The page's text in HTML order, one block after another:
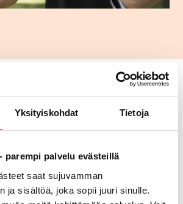
Yksityiskohdat Tietoja
parempi palvelu evästeillä
saat sujuvamman
ja sisältöä, joka sopii juuri sinulle.
kun tapaan
joka sairastaa